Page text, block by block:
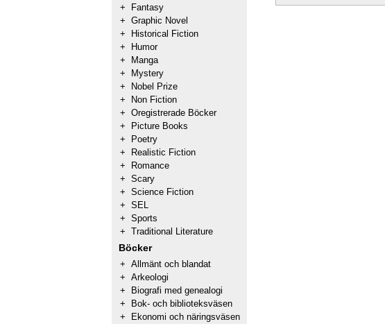
+
Fantasy
+ Graphic Novel
+
Historical Fiction
+
Humor
+
Manga
+
Mystery
+
Nobel Prize
+
Non Fiction
+ Oregistrerade Böcker
+
Picture Books
+
Poetry
+
Realistic Fiction
+
Romance
+ Scary
+ Science Fiction
+ SEL
+ Sports
+ Traditional Literature
Böcker
+ Allmänt och blandat
+ Arkeologi
+
Biografi med genealogi
+
Bok- och biblioteksväsen
+
Ekonomi och näringsväsen